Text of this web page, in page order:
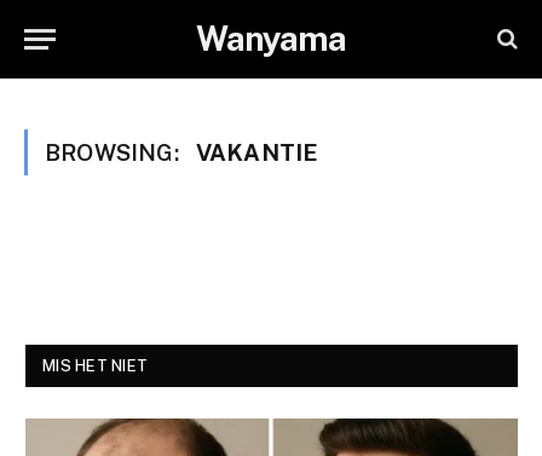
Wanyama
BROWSING: VAKANTIE
MIS HET NIET